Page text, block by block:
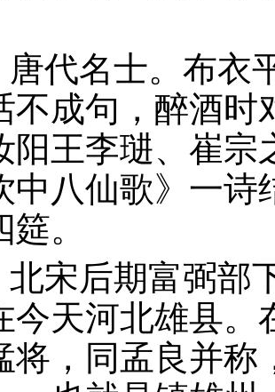
唐代名士。布衣
不成句，醉酒时
阳王李琎、崔宗
中八仙歌》一诗
。
北宋后期富弼部
今天河北雄县。
将，同孟良并称